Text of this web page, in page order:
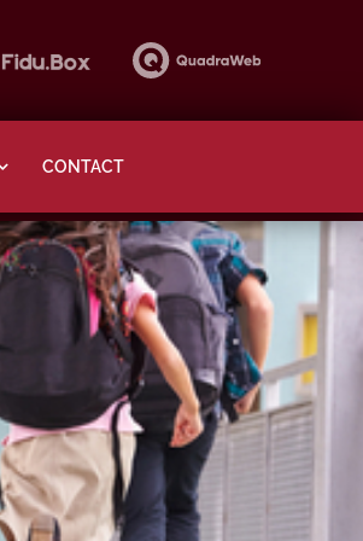
CONTACT